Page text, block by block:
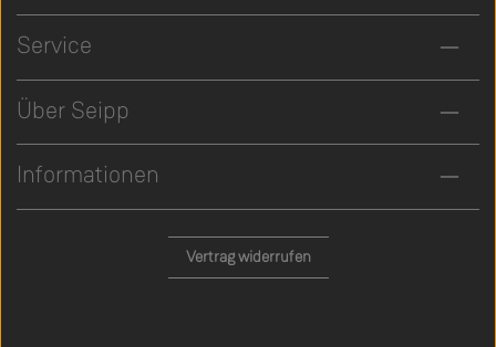
Service
Über Seipp
Informationen
Vertrag widerrufen